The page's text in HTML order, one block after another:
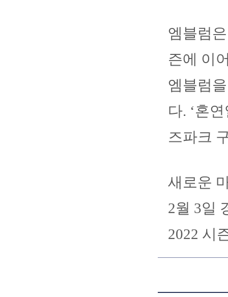
엠블럼
즌에 이
엠블럼
다. ‘혼
즈파크
새로운
2월 3일
2022 시